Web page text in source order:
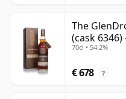
The
(cask
70cl • 54.2%
€ 678 ?